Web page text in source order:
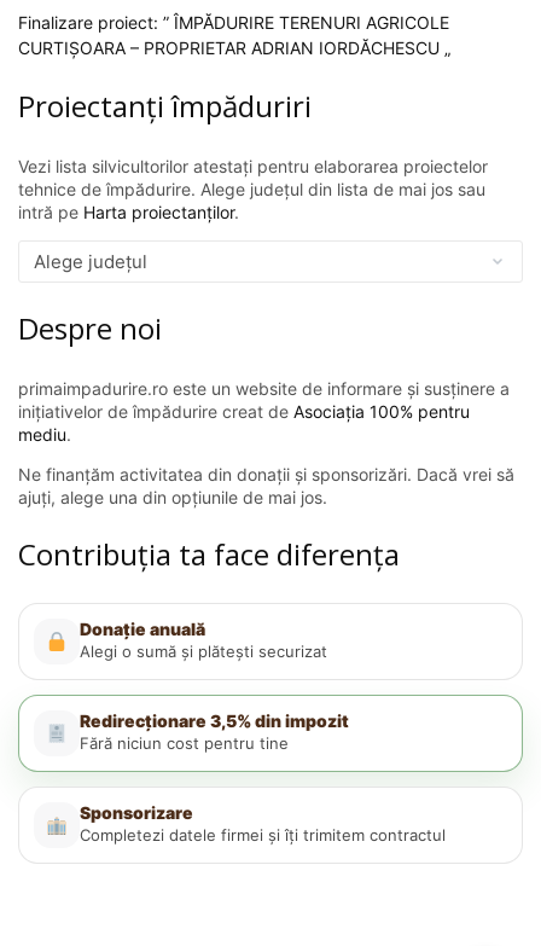
Finalizare proiect: ” ÎMPĂDURIRE TERENURI AGRICOLE
CURTIȘOARA – PROPRIETAR ADRIAN IORDĂCHESCU „
Proiectanți împăduriri
Vezi lista silvicultorilor atestați pentru elaborarea proiectelor
tehnice de împădurire. Alege județul din lista de mai jos sau
intră pe Harta proiectanților.
Despre noi
primaimpadurire.ro este un website de informare și susținere a
inițiativelor de împădurire creat de Asociația 100% pentru
mediu.
Ne finanțăm activitatea din donații și sponsorizări. Dacă vrei să
ajuți, alege una din opțiunile de mai jos.
Contribuția ta face diferența
Donație anuală
Alegi o sumă și plătești securizat
Redirecționare 3,5% din impozit
Fără niciun cost pentru tine
Sponsorizare
Completezi datele firmei și îți trimitem contractul